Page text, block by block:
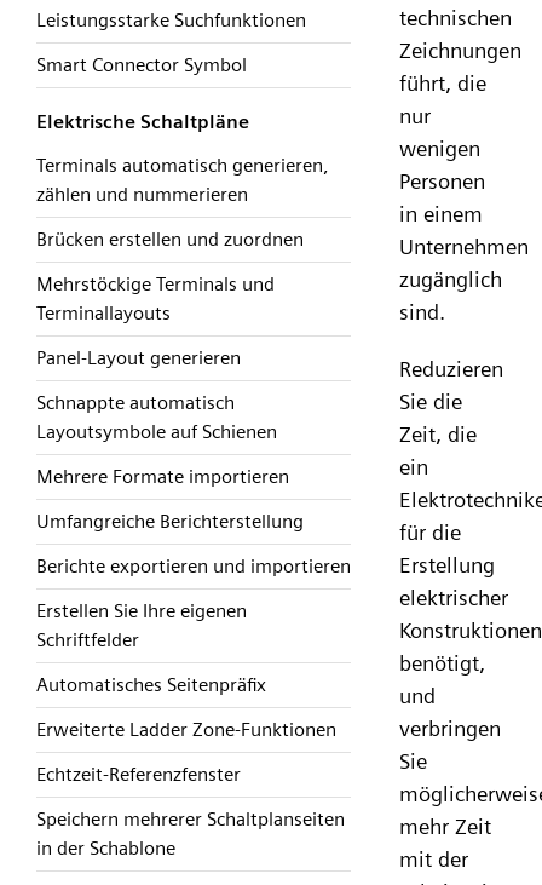
Leistungsstarke Suchfunktionen
Smart Connector Symbol
Elektrische Schaltpläne
Terminals automatisch generieren,
zählen und nummerieren
Brücken erstellen und zuordnen
Mehrstöckige Terminals und
Terminallayouts
Panel-Layout generieren
Schnappte automatisch
Layoutsymbole auf Schienen
Mehrere Formate importieren
Umfangreiche Berichterstellung
Berichte exportieren und importieren
Erstellen Sie Ihre eigenen
Schriftfelder
Automatisches Seitenpräfix
Erweiterte Ladder Zone-Funktionen
Echtzeit-Referenzfenster
Speichern mehrerer Schaltplanseiten
in der Schablone
technischen
Zeichnungen
führt, die
nur
wenigen
Personen
in einem
Unternehmen
zugänglich
sind.
Reduzieren
Sie die
Zeit, die
ein
für die
Erstellung
elektrischer
Konstruktionen
benötigt,
und
verbringen
Sie
mehr Zeit
mit der